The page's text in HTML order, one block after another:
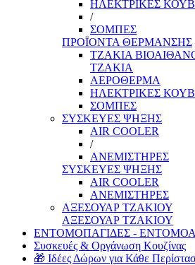
ΗΛΕΚΤΡΙΚΕΣ
/
ΣΟΜΠΕΣ
ΠΡΟΪΟΝΤΑ ΘΕΡΜΑΝΣΗΣ
ΤΖΑΚΙΑ
ΤΖΑΚΙΑ
ΑΕΡΟΘΕΡΜΑ
ΗΛΕΚΤΡΙΚΕΣ
ΣΟΜΠΕΣ
ΣΥΣΚΕΥΕΣ ΨΗΞΗΣ
AIR COOLER
/
ΑΝΕΜΙΣΤΗΡΕΣ
ΣΥΣΚΕΥΕΣ ΨΗΞΗΣ
AIR COOLER
ΑΝΕΜΙΣΤΗΡΕΣ
ΑΞΕΣΟΥΑΡ ΤΖΑΚΙΟΥ
ΑΞΕΣΟΥΑΡ ΤΖΑΚΙΟΥ
ΕΝΤΟΜΟΠΑΓΙΔΕΣ -
Συσκευές & Οργάνωση Κουζίνας
🎁 Ιδέες Δώρων για Κάθε